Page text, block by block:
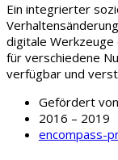
Ein integrierter
digitale
für verschiedene
verfügbar und
Gefördert
2016 – 2019
encompass-